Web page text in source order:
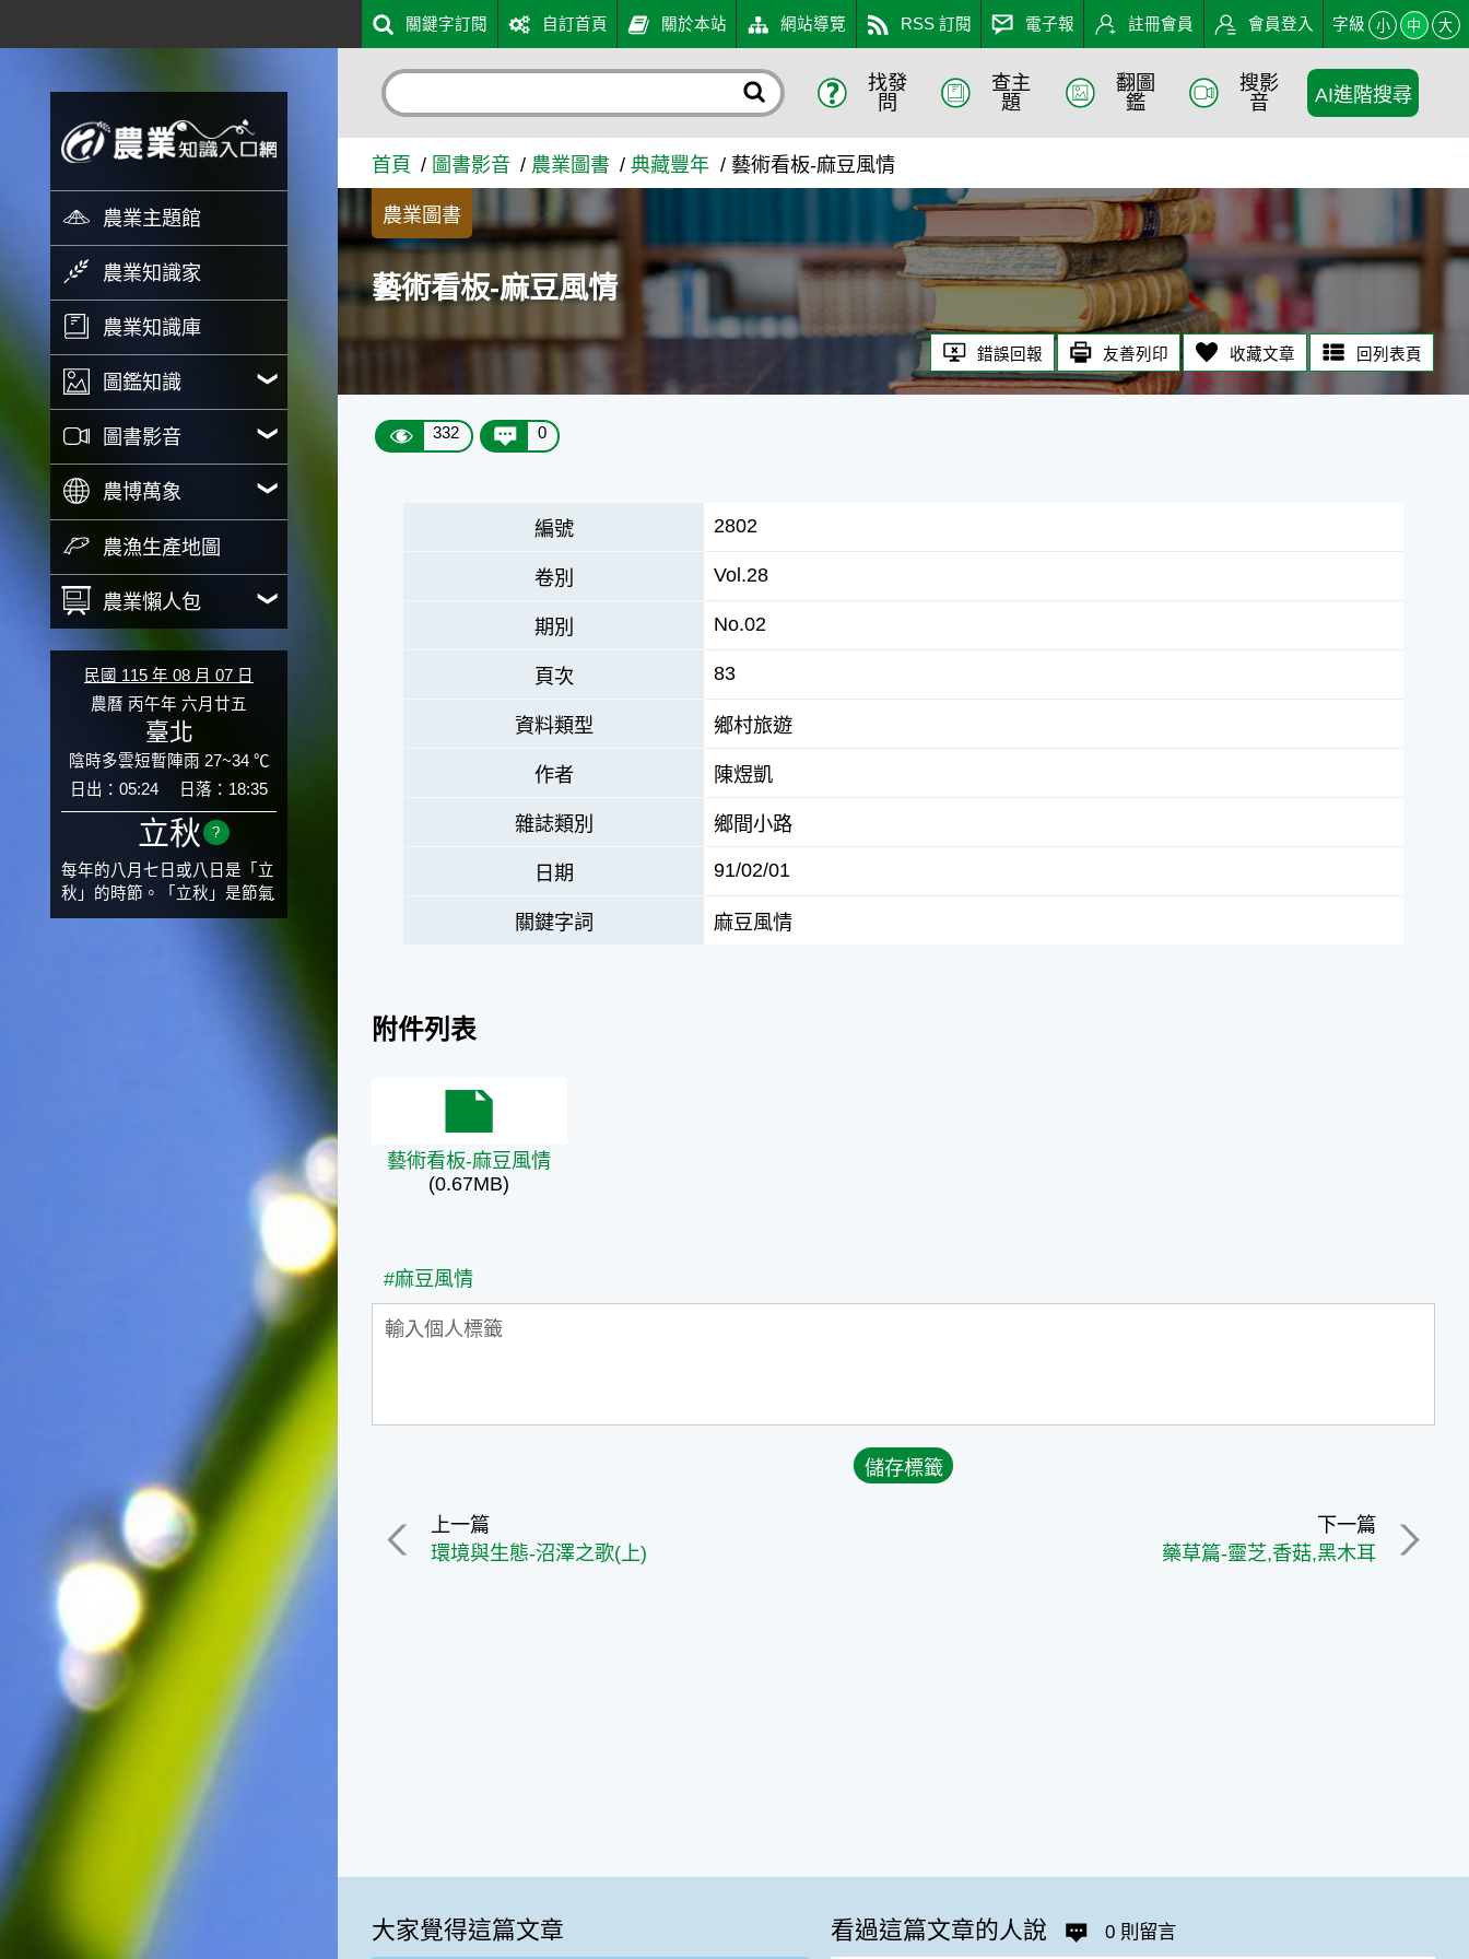
藝術看板-麻豆風情 - 農業知識入口網
農業主題館
農業知識家
農業知識庫
圖鑑知識
圖書影音
農博萬象
農漁生產地圖
農業懶人包
民國 115 年 08 月 07 日
農曆 丙午年 六月廿五
臺北
陰時多雲短暫陣雨 27~34 ℃
日出：05:24
日落：18:35
立秋 ?
每年的八月七日或八日是「立
秋」的時節。「立秋」是節氣
邁入秋涼的先聲，表示酷熱難
趕在立秋前後完成插秧工作，
否則再晚的話，就會影響稻作
好，所以選對時機插秧播種是
個時節，台灣周圍海域的水溫
仍然偏高，所以此時的漁獲還
是多屬於暖水魚，例如東部的
海域可以捕獲到鮮美的立翅旗
魚，在高雄外海有小串、烏
賊，澎湖附近則有鰆、蝦可以
捕獲。◎節氣小園丁這個節氣
是龍眼的盛產期，「龍眼」是
一般家庭在喜慶時常選用的水
果。在民間，人們相信吃了龍
眼肉，子孫會做大官，而且龍
眼又稱為「福圓」，所以有句
俗諺是這麼說的：「食福圓生
子生孫中狀元」，可見龍眼在
民間流傳的說法中是種有「福
氣」的水果喔！◎節氣生活在
這個節氣裡，最重要的節日就
是八月八日的父親節了。或許
因為父親節不一定逢到星期日
的關係，父親節在感覺上似乎
沒有母親節來得熱絡。不過，
父親為家庭付出的辛苦與努力
爸表達出心中的敬重與關愛，
相信平日辛勞的爸爸知道你的
心意後，一定會非常高興的。
高地半收，低地水漂流」這句
關鍵字訂閱 自訂首頁 關於本站 網站導覽 RSS 訂閱 電子報 註冊會員 會員登入 字級 小 中 大
找發
問
查主
題
翻圖
鑑
搜影
音
AI進階搜尋
首頁 圖書影音 農業圖書 典藏豐年 藝術看板-麻豆風情
農業圖書
藝術看板-麻豆風情
錯誤回報 友善列印 收藏文章 回列表頁
332 0
編號 2802
卷別 Vol.28
期別 No.02
頁次 83
資料類型 鄉村旅遊
作者 陳煜凱
雜誌類別 鄉間小路
日期 91/02/01
關鍵字詞 麻豆風情
附件列表
藝術看板-麻豆風情
藝術看板-麻豆風情
(0.67MB)
#麻豆風情
上一篇
環境與生態-沼澤之歌(上)
下一篇
藥草篇-靈芝,香菇,黑木耳
大家覺得這篇文章 看過這篇文章的人說 0 則留言